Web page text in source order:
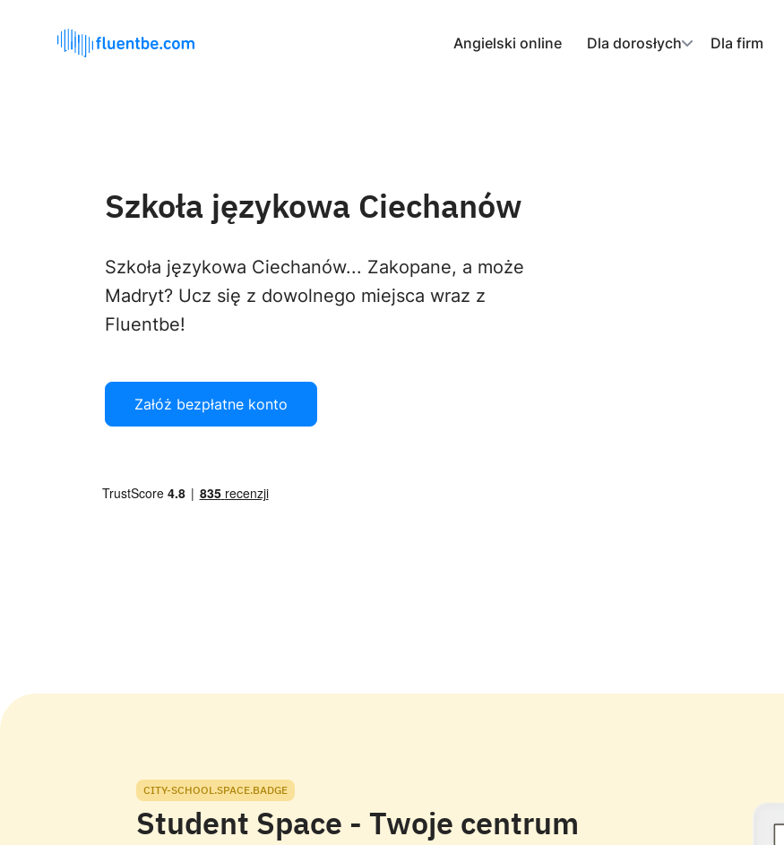
Angielski online Dla dorosłych Dla firm
Szkoła językowa Ciechanów
Szkoła językowa Ciechanów... Zakopane, a może
Madryt? Ucz się z dowolnego miejsca wraz z
Fluentbe!
Załóż bezpłatne konto
CITY-SCHOOL.SPACE.BADGE
Student Space - Twoje centrum